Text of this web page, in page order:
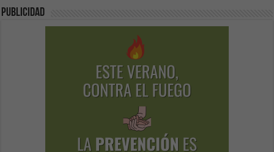
Publicidad